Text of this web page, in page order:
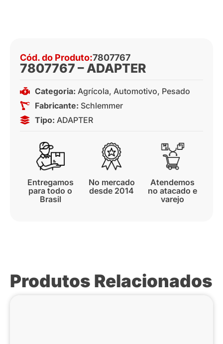
Cód. do Produto:7807767
7807767 – ADAPTER
Categoria: Agrícola, Automotivo, Pesado
Fabricante: Schlemmer
Tipo: ADAPTER
Entregamos
para todo o
Brasil
No mercado
desde 2014
Atendemos
no atacado e
varejo
Produtos Relacionados